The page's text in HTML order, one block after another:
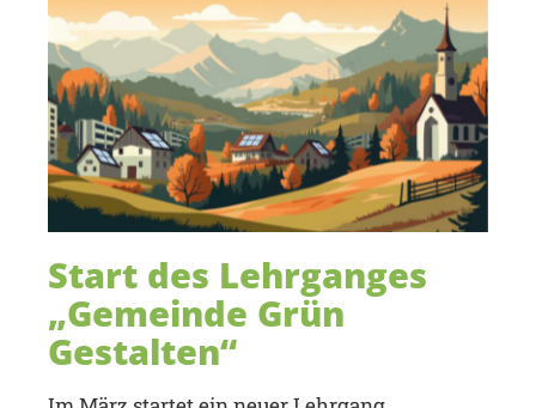
Start des Lehrganges
„Gemeinde Grün
Gestalten“